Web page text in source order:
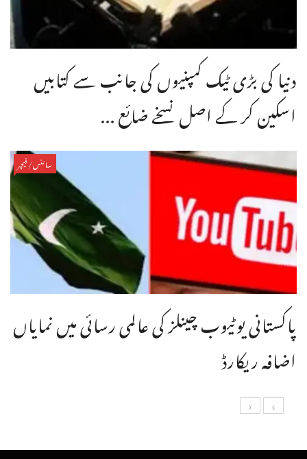
دنیا کی بڑی ٹیک کمپنیوں کی جانب سے کتابیں
اسکین کر کے اصل نسخے ضائع ...
سائنس/فیچر
پاکستانی یوٹیوب چینلز کی عالمی رسائی میں نمایاں
اضافہ ریکارڈ